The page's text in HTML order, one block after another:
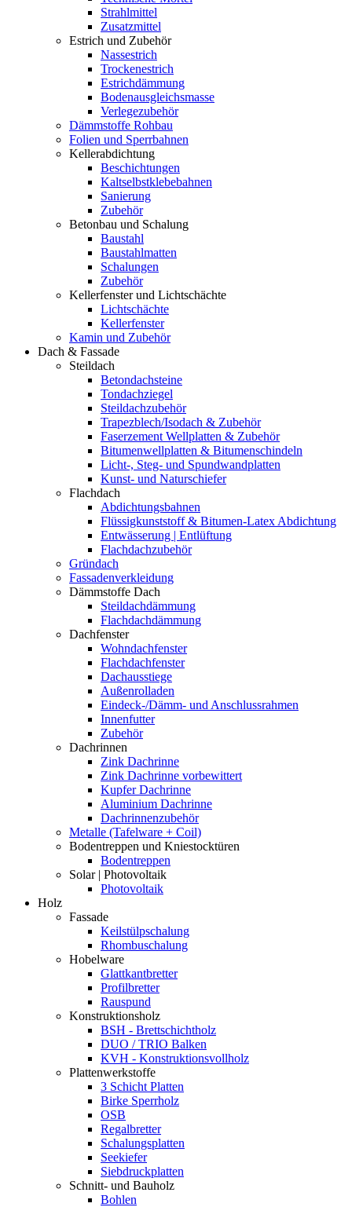
Strahlmittel
Zusatzmittel
Estrich und Zubehör
Nassestrich
Trockenestrich
Estrichdämmung
Bodenausgleichsmasse
Verlegezubehör
Dämmstoffe Rohbau
Folien und Sperrbahnen
Kellerabdichtung
Beschichtungen
Kaltselbstklebebahnen
Sanierung
Zubehör
Betonbau und Schalung
Baustahl
Baustahlmatten
Schalungen
Zubehör
Kellerfenster und Lichtschächte
Lichtschächte
Kellerfenster
Kamin und Zubehör
Dach & Fassade
Steildach
Betondachsteine
Tondachziegel
Steildachzubehör
Trapezblech/Isodach & Zubehör
Faserzement Wellplatten & Zubehör
Bitumenwellplatten & Bitumenschindeln
Licht-, Steg- und Spundwandplatten
Kunst- und Naturschiefer
Flachdach
Abdichtungsbahnen
Flüssigkunststoff & Bitumen-Latex Abdichtung
Entwässerung | Entlüftung
Flachdachzubehör
Gründach
Fassadenverkleidung
Dämmstoffe Dach
Steildachdämmung
Flachdachdämmung
Dachfenster
Wohndachfenster
Flachdachfenster
Dachausstiege
Außenrolladen
Eindeck-/Dämm- und Anschlussrahmen
Innenfutter
Zubehör
Dachrinnen
Zink Dachrinne
Zink Dachrinne vorbewittert
Kupfer Dachrinne
Aluminium Dachrinne
Dachrinnenzubehör
Metalle (Tafelware + Coil)
Bodentreppen und Kniestocktüren
Bodentreppen
Solar | Photovoltaik
Photovoltaik
Holz
Fassade
Keilstülpschalung
Rhombuschalung
Hobelware
Glattkantbretter
Profilbretter
Rauspund
Konstruktionsholz
BSH - Brettschichtholz
DUO / TRIO Balken
KVH - Konstruktionsvollholz
Plattenwerkstoffe
3 Schicht Platten
Birke Sperrholz
OSB
Regalbretter
Schalungsplatten
Seekiefer
Siebdruckplatten
Schnitt- und Bauholz
Bohlen